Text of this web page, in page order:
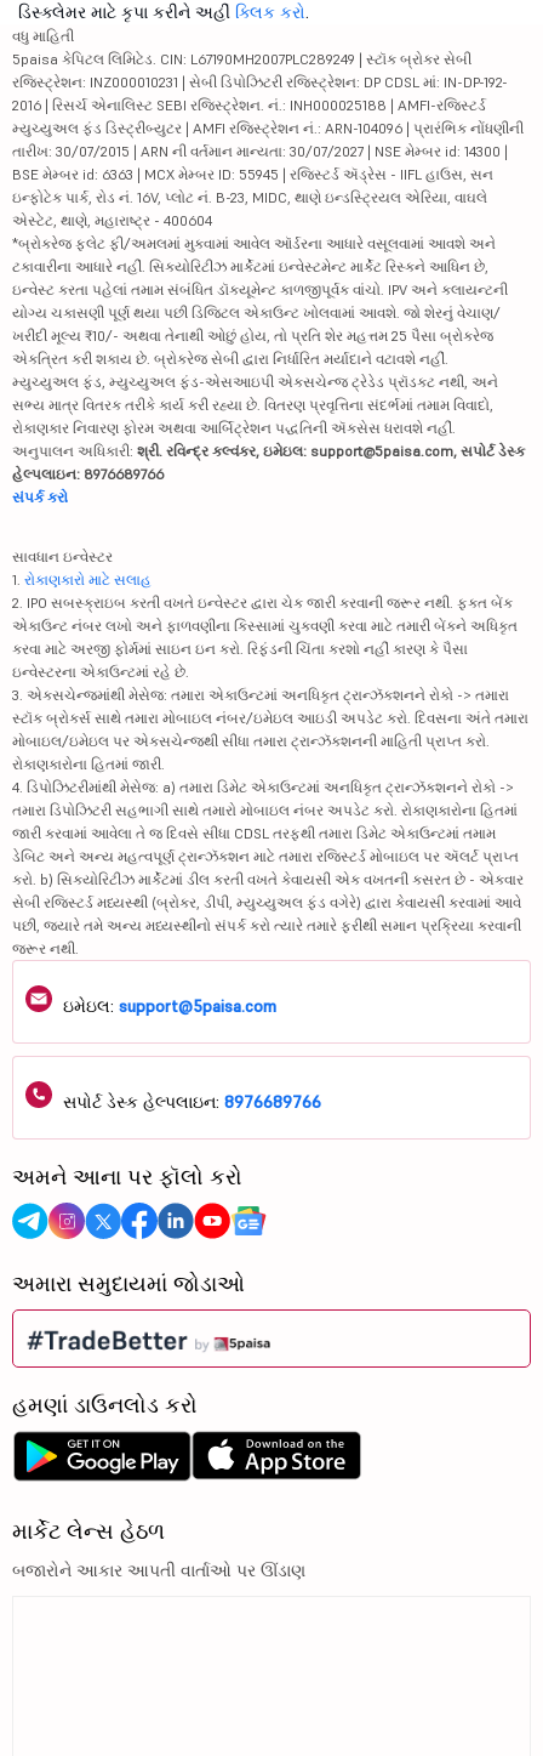
ડિસ્ક્લેમર માટે કૃપા કરીને અહીં ક્લિક કરો.
વધુ માહિતી
5paisa કેપિટલ લિમિટેડ. CIN: L67190MH2007PLC289249 | સ્ટૉક બ્રોકર સેબી
રજિસ્ટ્રેશન: INZ000010231 | સેબી ડિપોઝિટરી રજિસ્ટ્રેશન: DP CDSL માં: IN-DP-192-
2016 | રિસર્ચ એનાલિસ્ટ SEBI રજિસ્ટ્રેશન. નં.: INH000025188 | AMFI-રજિસ્ટર્ડ
મ્યુચ્યુઅલ ફંડ ડિસ્ટ્રીબ્યુટર | AMFI રજિસ્ટ્રેશન નં.: ARN-104096 | પ્રારંભિક નોંધણીની
તારીખ: 30/07/2015 | ARN ની વર્તમાન માન્યતા: 30/07/2027 | NSE મેમ્બર id: 14300 |
BSE મેમ્બર id: 6363 | MCX મેમ્બર ID: 55945 | રજિસ્ટર્ડ ઍડ્રેસ - IIFL હાઉસ, સન
ઇન્ફોટેક પાર્ક, રોડ નં. 16V, પ્લોટ નં. B-23, MIDC, થાણે ઇન્ડસ્ટ્રિયલ એરિયા, વાઘલે
એસ્ટેટ, થાણે, મહારાષ્ટ્ર - 400604
*બ્રોકરેજ ફ્લેટ ફી/અમલમાં મુકવામાં આવેલ ઑર્ડરના આધારે વસૂલવામાં આવશે અને
ટકાવારીના આધારે નહીં. સિક્યોરિટીઝ માર્કેટમાં ઇન્વેસ્ટમેન્ટ માર્કેટ રિસ્કને આધિન છે,
ઇન્વેસ્ટ કરતા પહેલાં તમામ સંબંધિત ડૉક્યૂમેન્ટ કાળજીપૂર્વક વાંચો. IPV અને ક્લાયન્ટની
યોગ્ય ચકાસણી પૂર્ણ થયા પછી ડિજિટલ એકાઉન્ટ ખોલવામાં આવશે. જો શેરનું વેચાણ/
ખરીદી મૂલ્ય ₹10/- અથવા તેનાથી ઓછું હોય, તો પ્રતિ શેર મહત્તમ 25 પૈસા બ્રોકરેજ
એકત્રિત કરી શકાય છે. બ્રોકરેજ સેબી દ્વારા નિર્ધારિત મર્યાદાને વટાવશે નહીં.
મ્યુચ્યુઅલ ફંડ, મ્યુચ્યુઅલ ફંડ-એસઆઇપી એક્સચેન્જ ટ્રેડેડ પ્રૉડક્ટ નથી, અને
સભ્ય માત્ર વિતરક તરીકે કાર્ય કરી રહ્યા છે. વિતરણ પ્રવૃત્તિના સંદર્ભમાં તમામ વિવાદો,
રોકાણકાર નિવારણ ફોરમ અથવા આર્બિટ્રેશન પદ્ધતિની ઍક્સેસ ધરાવશે નહીં.
અનુપાલન અધિકારી: શ્રી. રવિન્દ્ર કલ્વંકર, ઇમેઇલ: support@5paisa.com, સપોર્ટ ડેસ્ક
હેલ્પલાઇન: 8976689766
સંપર્ક કરો
સાવધાન ઇન્વેસ્ટર
1. રોકાણકારો માટે સલાહ
2. IPO સબસ્ક્રાઇબ કરતી વખતે ઇન્વેસ્ટર દ્વારા ચેક જારી કરવાની જરૂર નથી. ફક્ત બેંક
એકાઉન્ટ નંબર લખો અને ફાળવણીના કિસ્સામાં ચુકવણી કરવા માટે તમારી બેંકને અધિકૃત
કરવા માટે અરજી ફોર્મમાં સાઇન ઇન કરો. રિફંડની ચિંતા કરશો નહીં કારણ કે પૈસા
ઇન્વેસ્ટરના એકાઉન્ટમાં રહે છે.
3. એક્સચેન્જમાંથી મેસેજ: તમારા એકાઉન્ટમાં અનધિકૃત ટ્રાન્ઝૅક્શનને રોકો -> તમારા
સ્ટૉક બ્રોકર્સ સાથે તમારા મોબાઇલ નંબર/ઇમેઇલ આઇડી અપડેટ કરો. દિવસના અંતે તમારા
મોબાઇલ/ઇમેઇલ પર એક્સચેન્જથી સીધા તમારા ટ્રાન્ઝૅક્શનની માહિતી પ્રાપ્ત કરો.
રોકાણકારોના હિતમાં જારી.
4. ડિપોઝિટરીમાંથી મેસેજ: a) તમારા ડિમેટ એકાઉન્ટમાં અનધિકૃત ટ્રાન્ઝૅક્શનને રોકો ->
તમારા ડિપોઝિટરી સહભાગી સાથે તમારો મોબાઇલ નંબર અપડેટ કરો. રોકાણકારોના હિતમાં
જારી કરવામાં આવેલા તે જ દિવસે સીધા CDSL તરફથી તમારા ડિમેટ એકાઉન્ટમાં તમામ
ડેબિટ અને અન્ય મહત્વપૂર્ણ ટ્રાન્ઝૅક્શન માટે તમારા રજિસ્ટર્ડ મોબાઇલ પર ઍલર્ટ પ્રાપ્ત
કરો. b) સિક્યોરિટીઝ માર્કેટમાં ડીલ કરતી વખતે કેવાયસી એક વખતની કસરત છે - એકવાર
સેબી રજિસ્ટર્ડ મધ્યસ્થી (બ્રોકર, ડીપી, મ્યુચ્યુઅલ ફંડ વગેરે) દ્વારા કેવાયસી કરવામાં આવે
પછી, જ્યારે તમે અન્ય મધ્યસ્થીનો સંપર્ક કરો ત્યારે તમારે ફરીથી સમાન પ્રક્રિયા કરવાની
જરૂર નથી.
ઇમેઇલ: support@5paisa.com
સપોર્ટ ડેસ્ક હેલ્પલાઇન: 8976689766
અમને આના પર ફૉલો કરો
અમારા સમુદાયમાં જોડાઓ
હમણાં ડાઉનલોડ કરો
માર્કેટ લેન્સ હેઠળ
બજારોને આકાર આપતી વાર્તાઓ પર ઊંડાણ